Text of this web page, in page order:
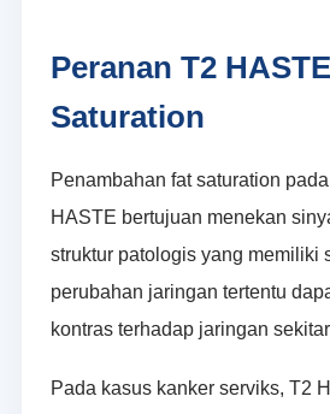
Peranan T2
Saturation
Penambahan fat saturation
HASTE bertujuan menekan
struktur patologis yang memiliki
perubahan jaringan tertentu
kontras terhadap jaringan
Pada kasus kanker serviks, T2